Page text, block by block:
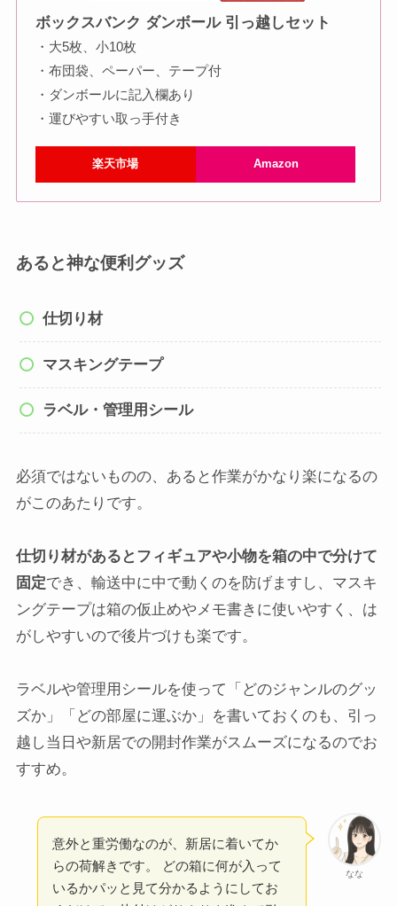
ボックスバンク ダンボール 引っ越しセット
・大5枚、小10枚
・布団袋、ペーパー、テープ付
・ダンボールに記入欄あり
・運びやすい取っ手付き
楽天市場 Amazon
あると神な便利グッズ
仕切り材
マスキングテープ
ラベル・管理用シール
必須ではないものの、あると作業がかなり楽になるの
がこのあたりです。
仕切り材があるとフィギュアや小物を箱の中で分けて
固定でき、輸送中に中で動くのを防げますし、マスキ
ングテープは箱の仮止めやメモ書きに使いやすく、は
がしやすいので後片づけも楽です。
ラベルや管理用シールを使って「どのジャンルのグッ
ズか」「どの部屋に運ぶか」を書いておくのも、引っ
越し当日や新居での開封作業がスムーズになるのでお
すすめ。
なな
意外と重労働なのが、新居に着いてか
らの荷解きです。 どの箱に何が入って
いるかパッと見て分かるようにしてお